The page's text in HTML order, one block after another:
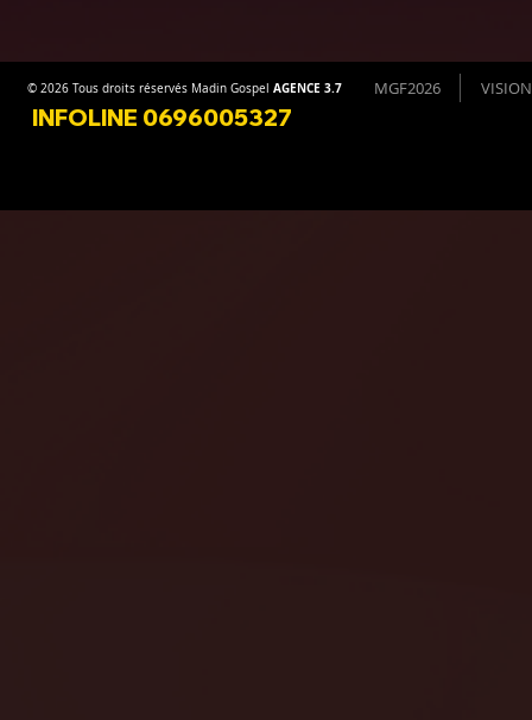
INFOLINE 0696005327
© 2026 Tous droits réservés Madin Gospel AGENCE 3.7 MGF2026 VISION